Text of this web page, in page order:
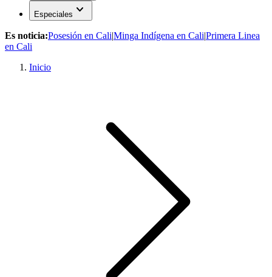
Especiales expand_more
Es noticia:Posesión en Cali|Minga Indígena en Cali|Primera Linea
en Cali
Inicio